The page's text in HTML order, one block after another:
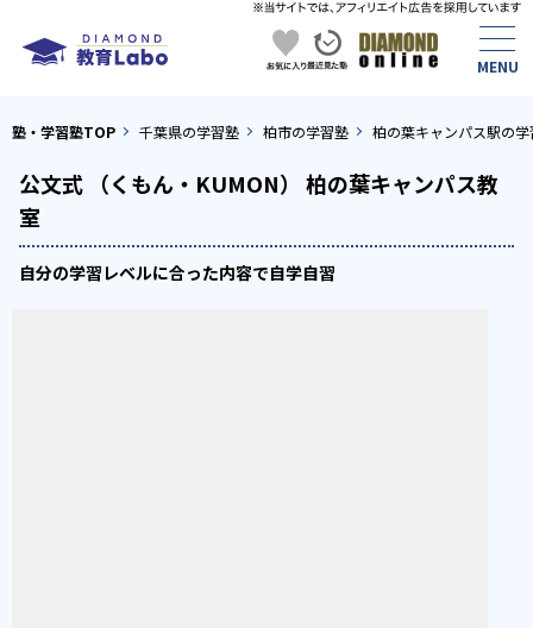
塾・学習塾TOP 千葉県の学習塾 柏市の学習塾 柏の葉キャンパス駅の学
公文式 （くもん・KUMON） 柏の葉キャンパス教
室
自分の学習レベルに合った内容で自学自習